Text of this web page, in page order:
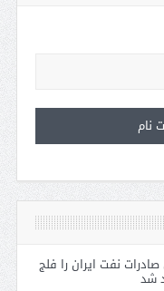
نفت ایران را فلج
شد